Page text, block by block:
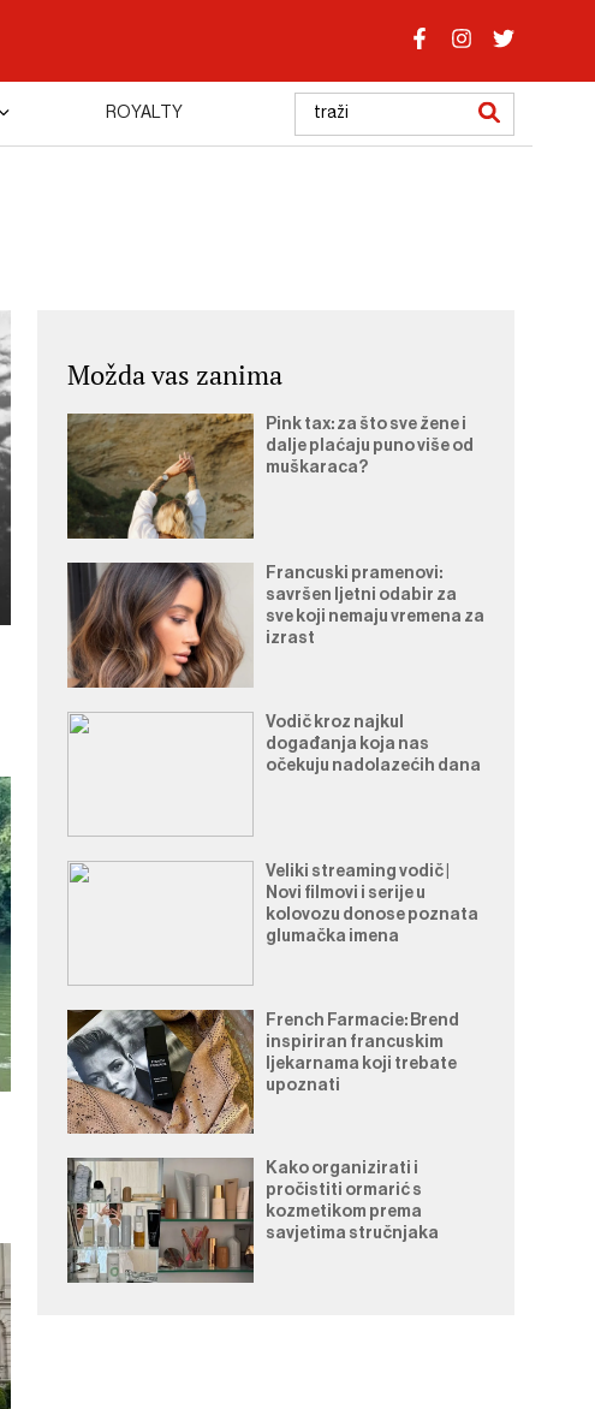
ROYALTY
Možda vas zanima
Pink tax: za što sve žene i
dalje plaćaju puno više od
muškaraca?
Francuski pramenovi:
savršen ljetni odabir za
sve koji nemaju vremena za
izrast
Vodič kroz najkul
događanja koja nas
očekuju nadolazećih dana
Veliki streaming vodič |
Novi filmovi i serije u
kolovozu donose poznata
glumačka imena
French Farmacie: Brend
inspiriran francuskim
ljekarnama koji trebate
upoznati
Kako organizirati i
pročistiti ormarić s
kozmetikom prema
savjetima stručnjaka